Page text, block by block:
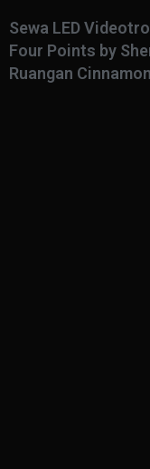
Sewa LED
Four Points by
Ruangan Cinnamon